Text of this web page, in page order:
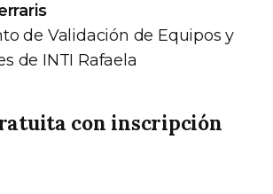
de Validación de Equipos y
de INTI Rafaela
con inscripción